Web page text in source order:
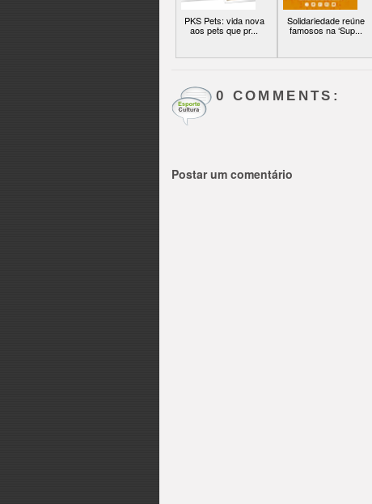
PKS Pets: vida nova
aos pets que pr...
Solidariedade reúne
famosos na ‘Sup...
0 COMMENTS:
Postar um comentário